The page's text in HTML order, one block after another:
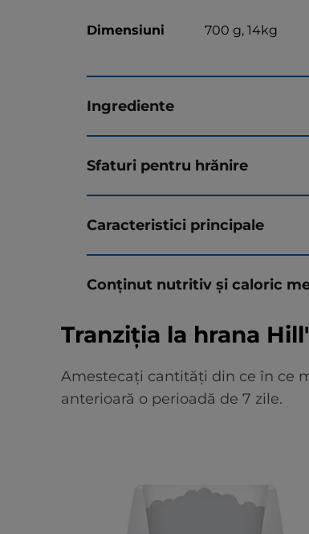
Dimensiuni 700 g, 14kg
Ingrediente
Sfaturi pentru hrănire
Caracteristici principale
Conținut nutritiv și caloric
Tranziția la hrana
Amestecați cantități din ce în ce
anterioară o perioadă de 7 zile.